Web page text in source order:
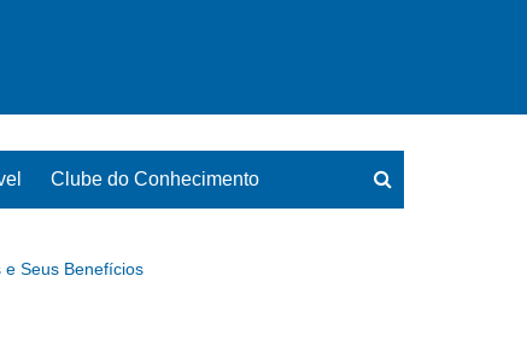
Clube do Conhecimento
e Seus Benefícios